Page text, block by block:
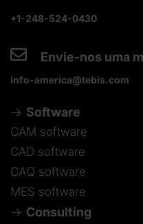
+1-248-524-0430
Envie-nos uma
info-america@tebis.com
Software
CAM software
CAD software
CAQ software
MES software
Consulting